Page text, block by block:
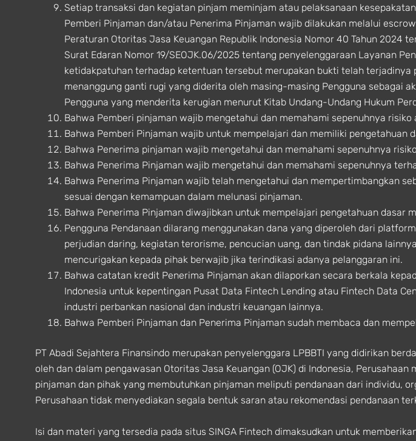
Setiap transaksi dan kegiatan pinjam meminjam atau pelaksanaan
Pemberi Pinjaman dan/atau Penerima Pinjaman wajib dilakukan melalui
Peraturan Otoritas Jasa Keuangan Republik Indonesia Nomor 40 Tahun 2024
Surat Edaran Nomor 19/SEOJK.06/2025 tentang penyelenggaraan Layanan
ketidakpatuhan terhadap ketentuan tersebut merupakan bukti telah
menanggung ganti rugi yang diderita oleh masing-masing Pengguna sebagai
Pengguna yang menderita kerugian menurut Kitab Undang-Undang Hukum
Bahwa Pemberi pinjaman wajib mengetahui dan memahami sepenuhnya
Bahwa Pemberi Pinjaman wajib untuk mempelajari dan memiliki pengetahuan
Bahwa Penerima pinjaman wajib mengetahui dan memahami sepenuhnya
Bahwa Penerima Pinjaman wajib mengetahui dan memahami sepenuhnya
Bahwa Penerima Pinjaman wajib telah mengetahui dan mempertimbangkan
sesuai dengan kemampuan dalam melunasi pinjaman.
Bahwa Penerima Pinjaman diwajibkan untuk mempelajari pengetahuan dasar
Pengguna Pendanaan dilarang menggunakan dana yang diperoleh dari
perjudian daring, kegiatan terorisme, pencucian uang, dan tindak pidana
mencurigakan kepada pihak berwajib jika terindikasi adanya pelanggaran ini.
Bahwa catatan kredit Penerima Pinjaman akan dilaporkan secara berkala
Indonesia untuk kepentingan Pusat Data Fintech Lending atau Fintech Data
industri perbankan nasional dan industri keuangan lainnya.
Bahwa Pemberi Pinjaman dan Penerima Pinjaman sudah membaca dan
PT Abadi Sejahtera Finansindo merupakan penyelenggara LPBBTI yang didirikan
oleh dan dalam pengawasan Otoritas Jasa Keuangan (OJK) di Indonesia,
pinjaman dan pihak yang membutuhkan pinjaman meliputi pendanaan dari individu,
Perusahaan tidak menyediakan segala bentuk saran atau rekomendasi pendanaan
Isi dan materi yang tersedia pada situs SINGA Fintech dimaksudkan untuk